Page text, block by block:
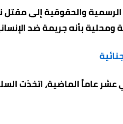
بأنه جريمة ضد
عاماً الماضية، اتخذت